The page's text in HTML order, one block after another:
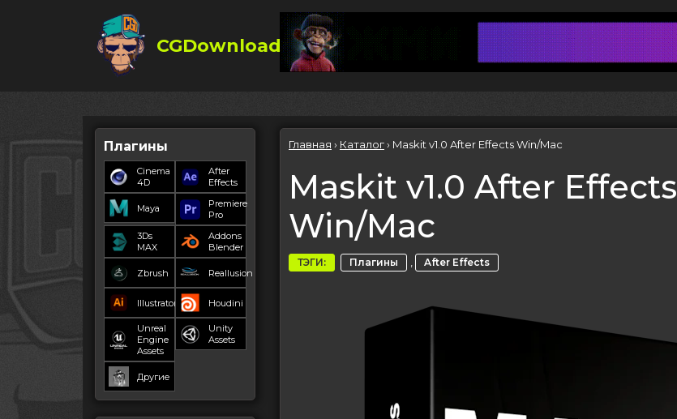
CGDownload
Плагины
Cinema
4D
After
Effects
Maya
Premiere
Pro
3Ds
MAX
Addons
Blender
Zbrush Reallusion
Illustrator Houdini
Unreal
Engine
Assets
Unity
Assets
Другие
Главная › Каталог› Maskit v1.0 After Effects Win/Mac
Maskit v1.0 After Effects
Win/Mac
ТЭГИ: Плагины , After Effects